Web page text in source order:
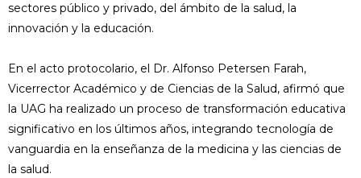
sectores público y privado, del ámbito de la salud, la
innovación y la educación.
En el acto protocolario, el Dr. Alfonso Petersen Farah,
Vicerrector Académico y de Ciencias de la Salud, afirmó que
la UAG ha realizado un proceso de transformación educativa
significativo en los últimos años, integrando tecnología de
vanguardia en la enseñanza de la medicina y las ciencias de
la salud.